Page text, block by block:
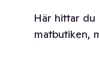
Här hittar du
matbutiken,